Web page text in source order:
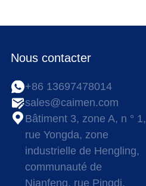
Nous contacter
+86 13697478014
sales@caimen.com
Bâtiment 3, zone A, n ° 1,
rue Yongda, zone
industrielle de Hengling,
communauté de
Nianfeng, rue Pingdi,